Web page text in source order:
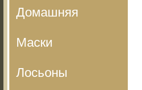
Домашняя
Маски
Лосьоны